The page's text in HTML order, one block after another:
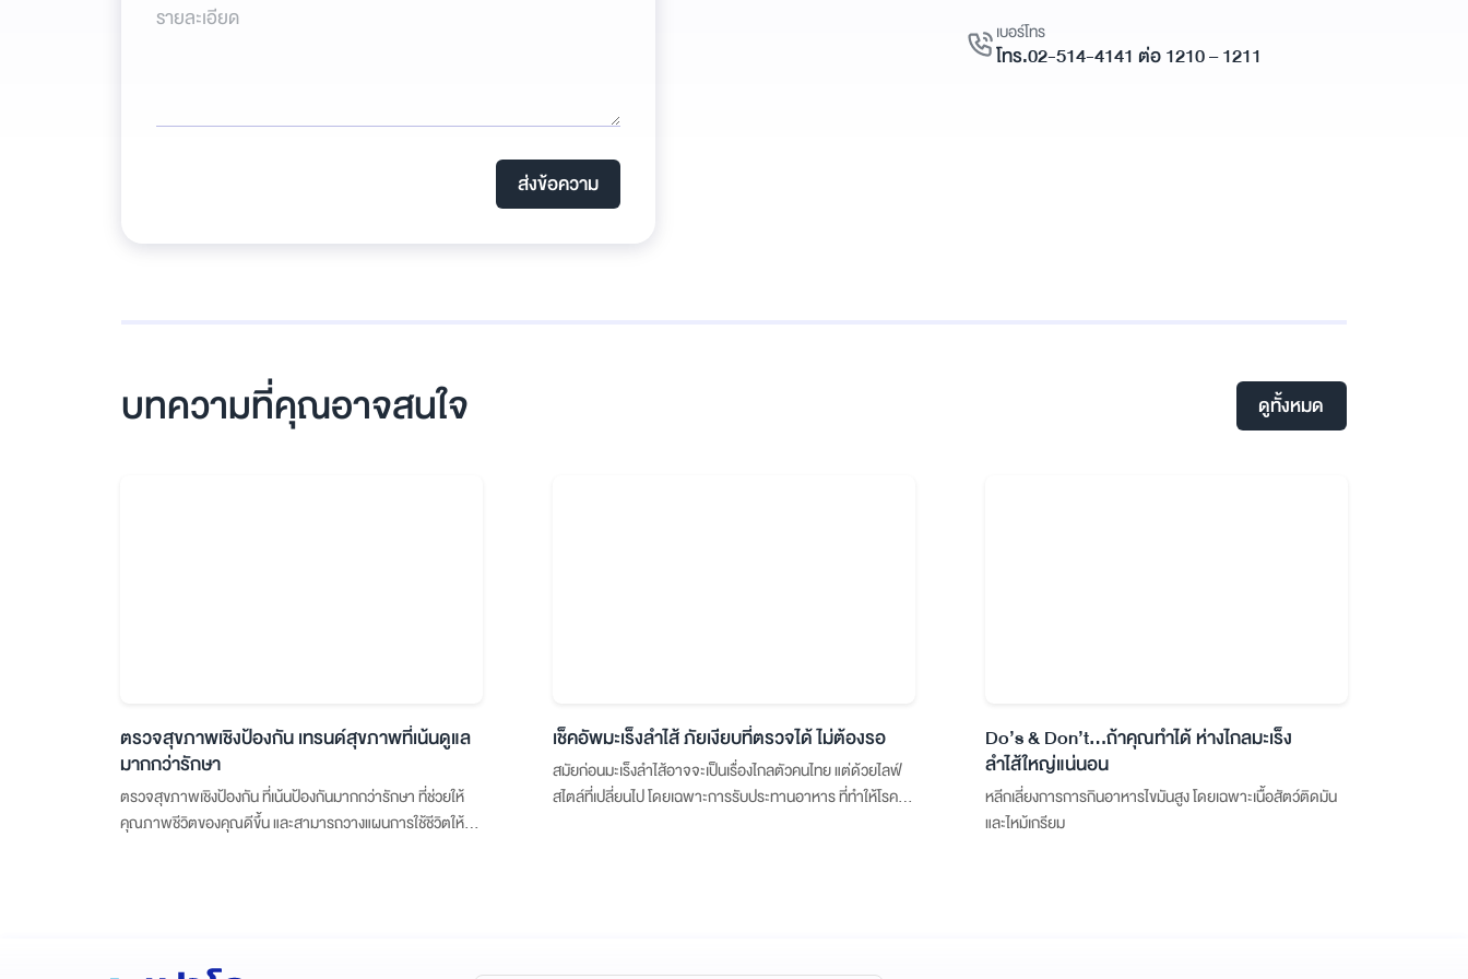
รายละเอียด
ส่งข้อความ
เบอร์โทร
โทร.02-514-4141 ต่อ 1210 – 1211
บทความที่คุณอาจสนใจ ดูทั้งหมด
ตรวจสุขภาพเชิงป้องกัน เทรนด์สุขภาพที่เน้นดูแล
มากกว่ารักษา
ตรวจสุขภาพเชิงป้องกัน ที่เน้นป้องกันมากกว่ารักษา ที่ช่วยให้
คุณภาพชีวิตของคุณดีขึ้น และสามารถวางแผนการใช้ชีวิตให้
เช็คอัพมะเร็งลำไส้ ภัยเงียบที่ตรวจได้ ไม่ต้องรอ
สมัยก่อนมะเร็งลำไส้อาจจะเป็นเรื่องไกลตัวคนไทย แต่ด้วยไลฟ์
สไตล์ที่เปลี่ยนไป โดยเฉพาะการรับประทานอาหาร ที่ทำให้โรคนี้
Do’s & Don’t...ถ้าคุณทำได้ ห่างไกลมะเร็ง
ลำไส้ใหญ่แน่นอน
หลีกเลี่ยงการการกินอาหารไขมันสูง โดยเฉพาะเนื้อสัตว์ติดมัน
และไหม้เกรียม